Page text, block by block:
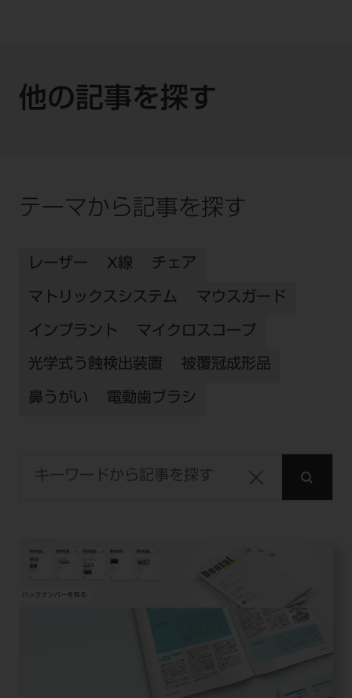
他の記事を探す
テーマから記事を探す
レーザー X線 チェア
マトリックスシステム マウスガード
インプラント マイクロスコープ
光学式う蝕検出装置 被覆冠成形品
鼻うがい 電動歯ブラシ